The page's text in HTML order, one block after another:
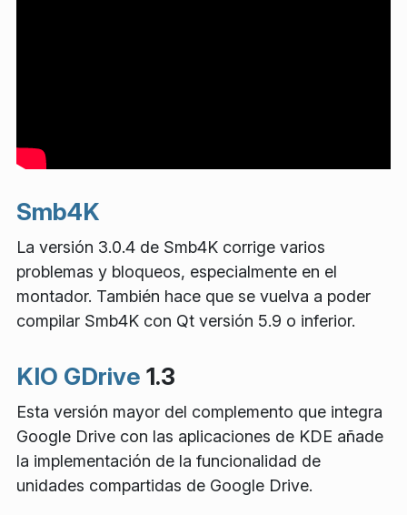
Smb4K
La versión 3.0.4 de Smb4K corrige varios
problemas y bloqueos, especialmente en el
montador. También hace que se vuelva a poder
compilar Smb4K con Qt versión 5.9 o inferior.
KIO GDrive 1.3
Esta versión mayor del complemento que integra
Google Drive con las aplicaciones de KDE añade
la implementación de la funcionalidad de
unidades compartidas de Google Drive.